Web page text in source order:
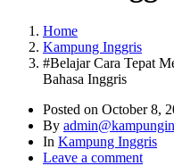
Home
Kampung Inggris
#Belajar Cara Tepat
Bahasa Inggris
Posted on October 8,
By
In Kampung Inggris
Leave a comment